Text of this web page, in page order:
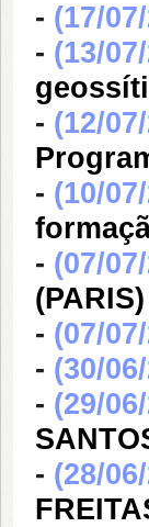
- (17/
- (13/
- (12/
- (10/
- (07/
- (07/
- (30/
- (29/
- (28/